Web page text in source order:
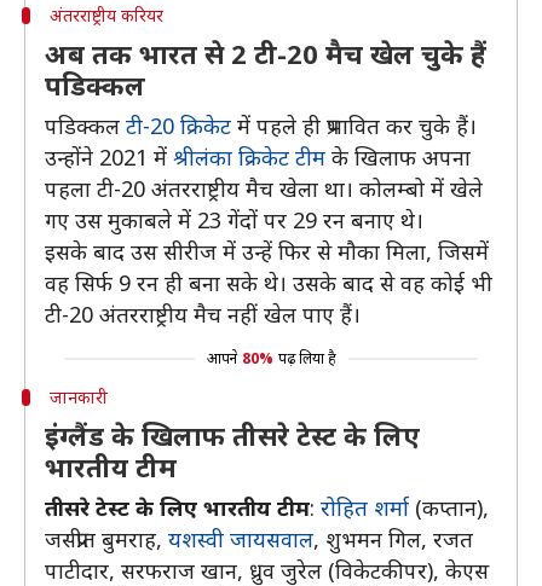
अंतरराष्ट्रीय करियर
अब तक भारत से 2 टी-20 मैच खेल चुके हैं
पडिक्कल
पडिक्कल टी-20 क्रिकेट में पहले ही प्रभावित कर चुके हैं।
उन्होंने 2021 में श्रीलंका क्रिकेट टीम के खिलाफ अपना
पहला टी-20 अंतरराष्ट्रीय मैच खेला था। कोलम्बो में खेले
गए उस मुकाबले में 23 गेंदों पर 29 रन बनाए थे।
इसके बाद उस सीरीज में उन्हें फिर से मौका मिला, जिसमें
वह सिर्फ 9 रन ही बना सके थे। उसके बाद से वह कोई भी
टी-20 अंतरराष्ट्रीय मैच नहीं खेल पाए हैं।
आपने 80% पढ़ लिया है
जानकारी
इंग्लैंड के खिलाफ तीसरे टेस्ट के लिए
भारतीय टीम
तीसरे टेस्ट के लिए भारतीय टीम: रोहित शर्मा (कप्तान),
जसप्रीत बुमराह, यशस्वी जायसवाल, शुभमन गिल, रजत
पाटीदार, सरफराज खान, ध्रुव जुरेल (विकेटकीपर), केएस